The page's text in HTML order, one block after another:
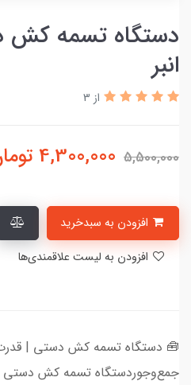
دستگاه تسمه کش
انبر
از 3
5,500,000
4,300,000
🧰 دستگاه تسمه کش دستی | قدرت،
جمع‌وجوردستگاه تسمه کش دستی